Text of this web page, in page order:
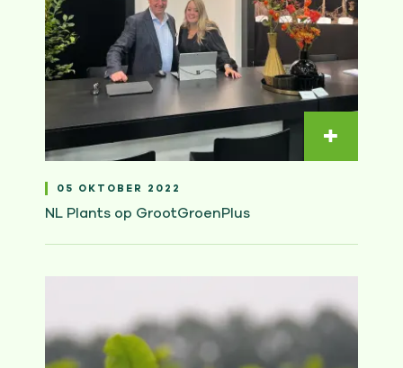
05 OKTOBER 2022
NL Plants op GrootGroenPlus